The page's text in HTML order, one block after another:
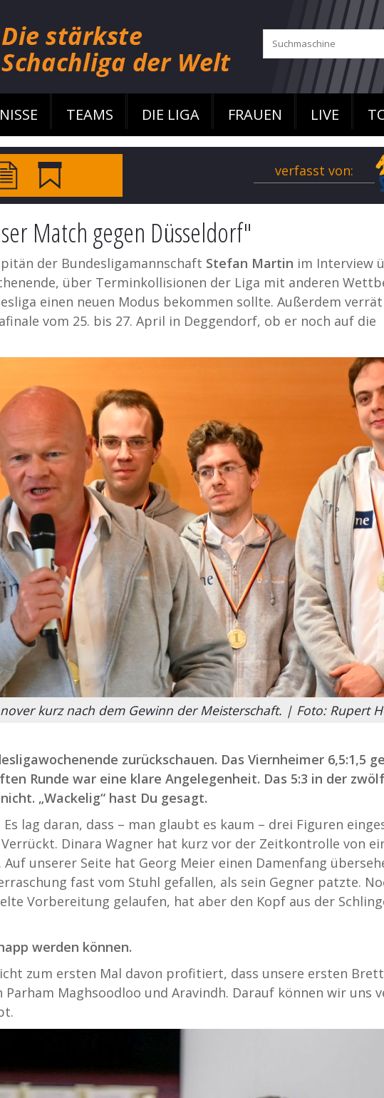
TEAMS DIE LIGA FRAUEN LIVE
verfasst von:
Match gegen Düsseldorf"
der Bundesligamannschaft Stefan Martin im Interview
über Terminkollisionen der Liga mit anderen
einen neuen Modus bekommen sollte. Außerdem
vom 25. bis 27. April in Deggendorf, ob er noch auf die
kurz nach dem Gewinn der Meisterschaft. | Foto: Rupert
zurückschauen. Das Viernheimer 6,5:1,5
Runde war eine klare Angelegenheit. Das 5:3 in der
„Wackelig“ hast Du gesagt.
lag daran, dass – man glaubt es kaum – drei Figuren
Dinara Wagner hat kurz vor der Zeitkontrolle von
unserer Seite hat Georg Meier einen Damenfang
fast vom Stuhl gefallen, als sein Gegner patzte.
Vorbereitung gelaufen, hat aber den Kopf aus der
werden können.
zum ersten Mal davon profitiert, dass unsere ersten
Parham Maghsoodloo und Aravindh. Darauf können wir uns